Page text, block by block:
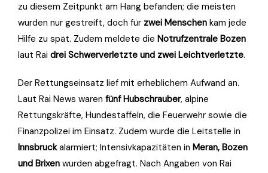
zu diesem Zeitpunkt am Hang befanden; die meisten
wurden nur gestreift, doch für zwei Menschen kam jede
Hilfe zu spät. Zudem meldete die Notrufzentrale Bozen
laut Rai drei Schwerverletzte und zwei Leichtverletzte.
Der Rettungseinsatz lief mit erheblichem Aufwand an.
Laut Rai News waren fünf Hubschrauber, alpine
Rettungskräfte, Hundestaffeln, die Feuerwehr sowie die
Finanzpolizei im Einsatz. Zudem wurde die Leitstelle in
Innsbruckalarmiert; Intensivkapazitäten in Meran, Bozen
und Brixen wurden abgefragt. Nach Angaben von Rai